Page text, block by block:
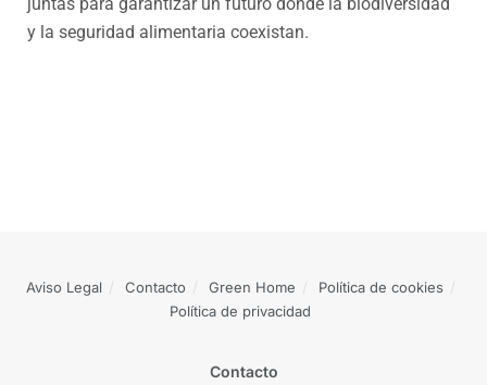
y la seguridad alimentaria coexistan.
Aviso Legal Contacto Green Home
Política de cookies
Política de privacidad
Contacto